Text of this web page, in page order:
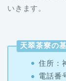
いきます。
天翠茶寮の
住所：
電話番